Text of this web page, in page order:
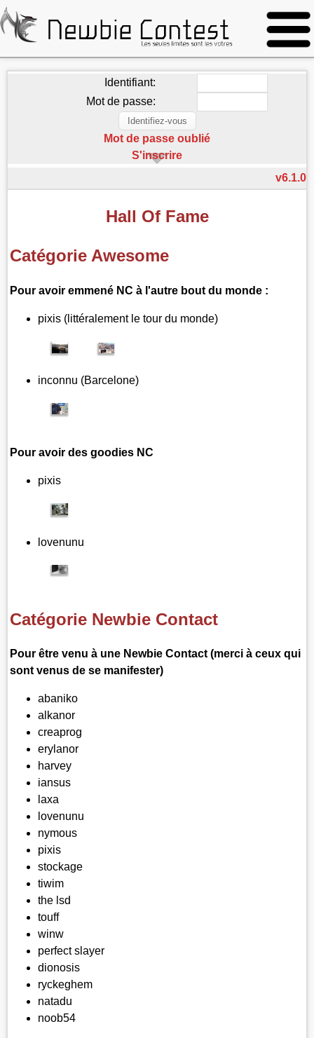
Identifiant:
Mot de passe:
Mot de passe oublié
S'inscrire
v6.1.0
Hall Of Fame
Catégorie Awesome
Pour avoir emmené NC à l'autre bout du monde :
pixis (littéralement le tour du monde)
inconnu (Barcelone)
Pour avoir des goodies NC
pixis
lovenunu
Catégorie Newbie Contact
Pour être venu à une Newbie Contact (merci à ceux qui
sont venus de se manifester)
abaniko
alkanor
creaprog
erylanor
harvey
iansus
laxa
lovenunu
nymous
pixis
stockage
tiwim
the lsd
touff
winw
perfect slayer
dionosis
ryckeghem
natadu
noob54